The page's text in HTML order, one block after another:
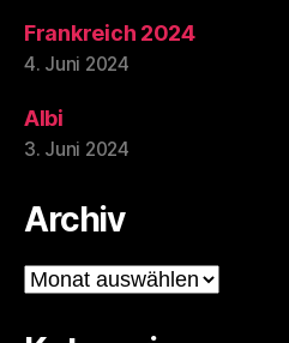
Frankreich 2024
4. Juni 2024
Albi
3. Juni 2024
Archiv
Archiv